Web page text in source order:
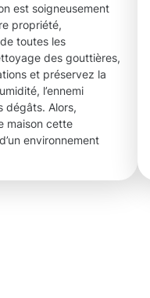
est soigneusement
propriété,
toutes les
des gouttières,
et préservez la
l’ennemi
dégâts. Alors,
maison cette
environnement